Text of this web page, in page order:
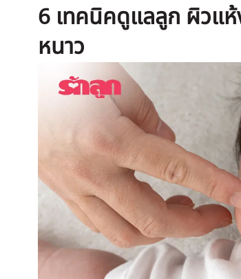
6 เทคนิคดูแลลูก ผิวแ
หนาว